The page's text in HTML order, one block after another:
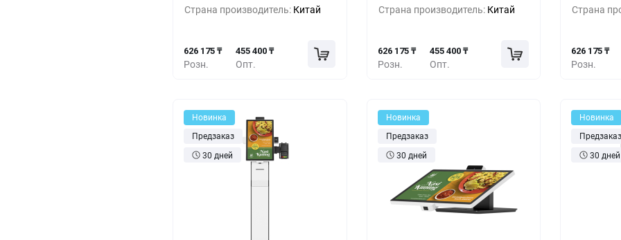
Страна производитель: Китай
Розн.
626 175 ₸
Опт.
455 400 ₸
10+ -18% 512 325 ₸
Страна производитель: Китай
Розн.
626 175 ₸
Опт.
455 400 ₸
10+ -18% 512 325 ₸
Страна
Розн.
626 175 ₸
10+
Новинка
Предзаказ
30 дней
Новинка
Предзаказ
30 дней
Новинка
Предзаказ
30 дней